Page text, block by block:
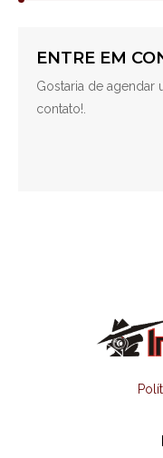
ENTRE EM
Gostaria de agendar
contato!.